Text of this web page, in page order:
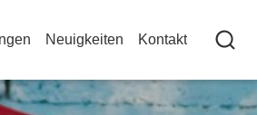
Neuigkeiten Kontakt